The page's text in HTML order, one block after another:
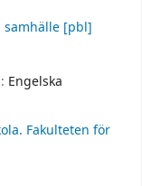
samhälle [pbl]
Engelska
Fakulteten för